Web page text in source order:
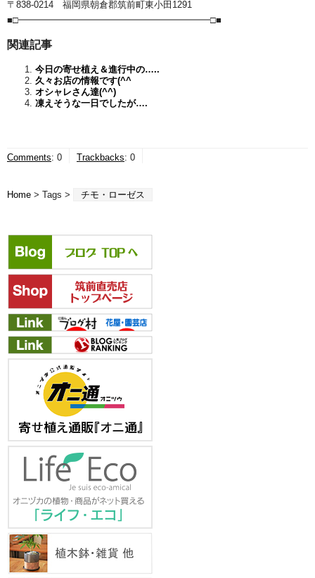
〒838-0214 福岡県朝倉郡筑前町東小田1291
■□━━━━━━━━━━━━━━━━━━━━━□■
関連記事
今日の寄せ植え＆進行中の…..
久々お店の情報です(^^ゞ
オシャレさん達(^^)
凍えそうな一日でしたが….
Comments: 0 Trackbacks: 0
Home > Tags > チモ・ローゼス